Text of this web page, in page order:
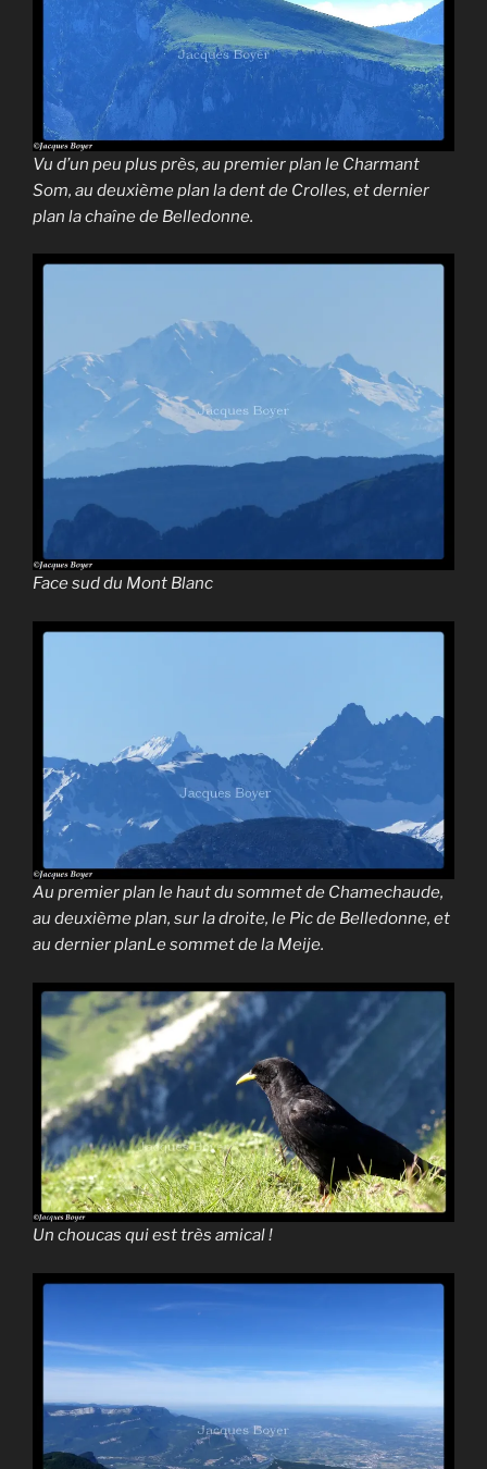
Vu d’un peu plus près, au premier plan le Charmant
Som, au deuxième plan la dent de Crolles, et dernier
plan la chaîne de Belledonne.
Face sud du Mont Blanc
Au premier plan le haut du sommet de Chamechaude,
au deuxième plan, sur la droite, le Pic de Belledonne, et
au dernier planLe sommet de la Meije.
Un choucas qui est très amical !